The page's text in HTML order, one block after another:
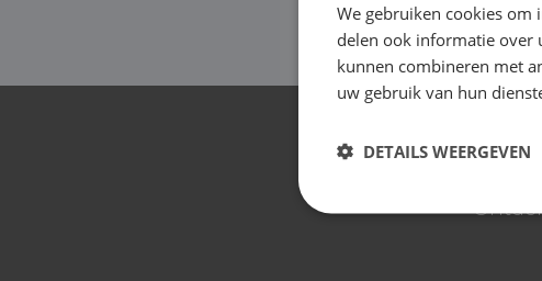
Wat
We gebruiken cookies om
delen ook informatie over
kunnen combineren met
uw gebruik van hun
DETAILS WEERGEVEN